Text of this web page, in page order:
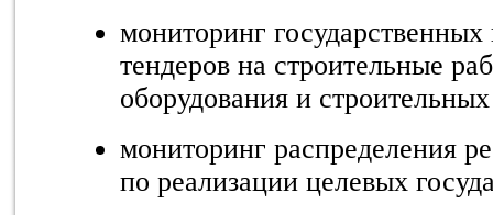
мониторинг
тендеров на строительные
оборудования и
мониторинг распределения
по реализации целевых